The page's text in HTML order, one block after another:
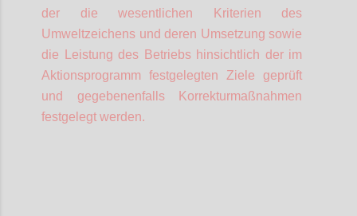
der die wesentlichen Kriterien des
Umweltzeichens und deren Umsetzung sowie
die Leistung des Betriebs hinsichtlich der im
Aktionsprogramm festgelegten Ziele geprüft
und gegebenenfalls Korrekturmaßnahmen
festgelegt werden.